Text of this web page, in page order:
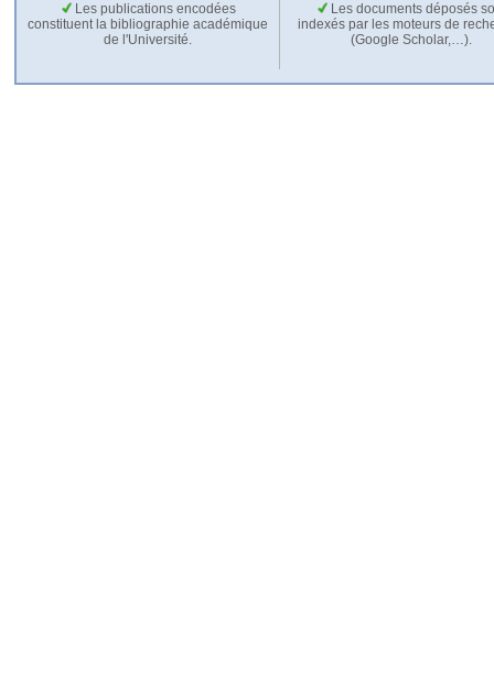
Les publications encodées
constituent la bibliographie académique
de l'Université.
Les documents déposés
indexés par les moteurs de
(Google Scholar,…).